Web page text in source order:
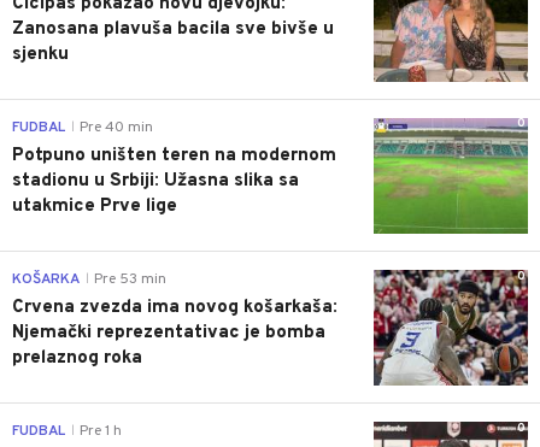
Zanosana plavuša bacila sve bivše u
sjenku
0
FUDBAL Pre 40 min
Potpuno uništen teren na modernom
stadionu u Srbiji: Užasna slika sa
utakmice Prve lige
0
KOŠARKA Pre 53 min
Crvena zvezda ima novog košarkaša:
Njemački reprezentativac je bomba
prelaznog roka
0
FUDBAL Pre 1 h